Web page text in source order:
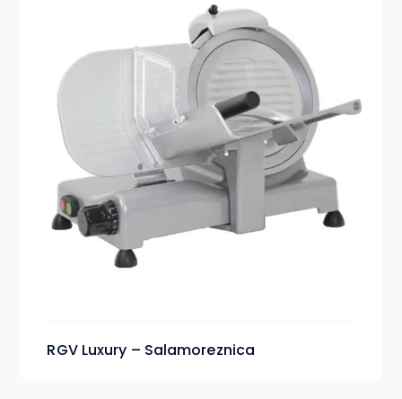
RGV Luxury – Salamoreznica